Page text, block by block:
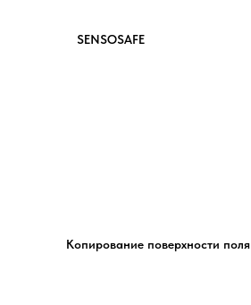
SENSOSAFE
Копирование поверхности поля